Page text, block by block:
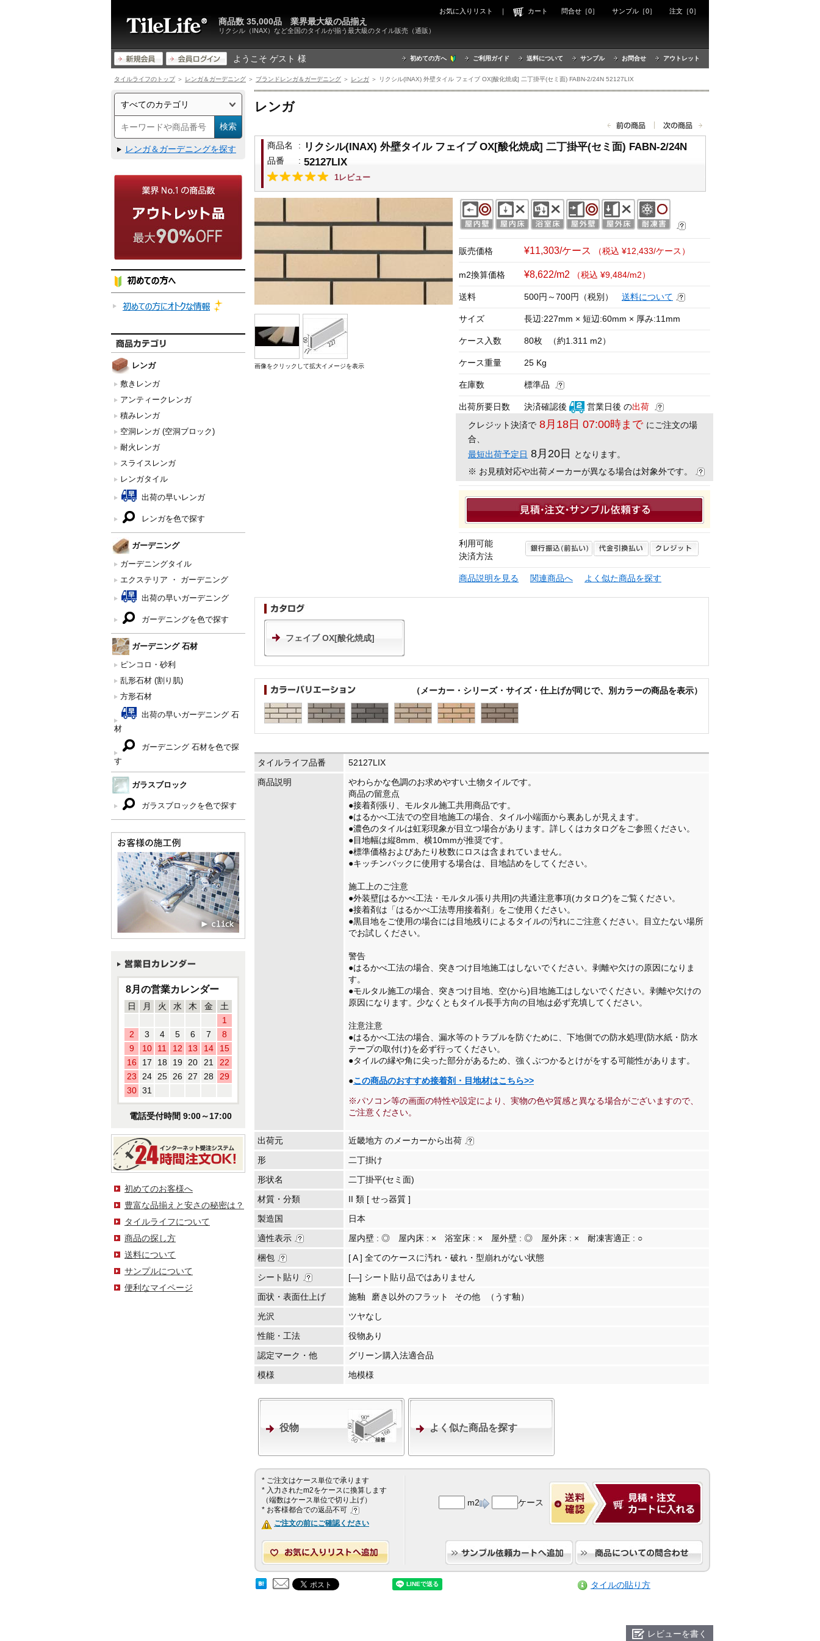
リクシル（INAX）など全国のタイルが揃う最大級のタイル販売（通販）
商品数 35,000品 業界最大級の品揃え
ようこそ ゲスト 様 初めての方へ ご利用ガイド 送料について サンプル お問合せ アウトレット
お気に入りリスト ｜ カート 問合せ［0］ サンプル［0］ 注文［0］
タイルライフのトップ＞ レンガ＆ガーデニング ＞ ブランドレンガ＆ガーデニング ＞ レンガ ＞ リクシル(INAX) 外壁タイル フェイブ OX[酸化焼成] 二丁掛平(セミ面) FABN-2/24N 52127LIX
レンガ＆ガーデニングを探す
レンガ
敷きレンガ
アンティークレンガ
積みレンガ
空洞レンガ (空洞ブロック)
耐火レンガ
スライスレンガ
レンガタイル
出荷の早いレンガ
レンガを色で探す
ガーデニング
ガーデニングタイル
エクステリア ・ ガーデニング
出荷の早いガーデニング
ガーデニングを色で探す
ガーデニング 石材
ピンコロ・砂利
乱形石材 (割り肌)
方形石材
出荷の早いガーデニング 石
材
ガーデニング 石材を色で探
す
ガラスブロック
ガラスブロックを色で探す
8月の営業カレンダー
日 月 火 水 木 金
土
1
2
3 4 5 6 7
8
9
10 11 12 13 14
15
16
17 18 19 20 21
22
23
24 25 26 27 28
29
30 31
電話受付時間 9:00～17:00
初めてのお客様へ
豊富な品揃えと安さの秘密は？
タイルライフについて
商品の探し方
送料について
サンプルについて
便利なマイページ
レンガ
商品名 : リクシル(INAX) 外壁タイル フェイブ OX[酸化焼成] 二丁掛平(セミ面) FABN-2/24N
品番 : 52127LIX
1レビュー
画像をクリックして拡大イメージを表示
販売価格 ¥11,303/ケース （税込 ¥12,433/ケース）
m2換算価格 ¥8,622/m2 （税込 ¥9,484/m2）
送料 500円～700円（税別） 送料について
サイズ 長辺:227mm × 短辺:60mm × 厚み:11mm
ケース入数 80枚 （約1.311 m2）
ケース重量 25 Kg
在庫数 標準品
出荷所要日数 決済確認後 営業日後 の出荷
クレジット決済で 8月18日 07:00時まで にご注文の場
合、
最短出荷予定日 8月20日
となります。
※ お見積対応や出荷メーカーが異なる場合は対象外です。
利用可能
決済方法
商品説明を見る 関連商品へ よく似た商品を探す
フェイブ OX[酸化焼成]
（メーカー・シリーズ・サイズ・仕上げが同じで、別カラーの商品を表示）
タイルライフ品番
52127LIX
商品説明
やわらかな色調のお求めやすい土物タイルです。
商品の留意点
●接着剤張り、モルタル施工共用商品です。
●はるかべ工法での空目地施工の場合、タイル小端面から裏あしが見えます。
●濃色のタイルは虹彩現象が目立つ場合があります。詳しくはカタログをご参照ください。
●目地幅は縦8mm、横10mmが推奨です。
●標準価格およびあたり枚数にロスは含まれていません。
●キッチンバックに使用する場合は、目地詰めをしてください。
施工上のご注意
●外装壁[はるかべ工法・モルタル張り共用]の共通注意事項(カタログ)をご覧ください。
●接着剤は「はるかべ工法専用接着剤」をご使用ください。
●黒目地をご使用の場合には目地残りによるタイルの汚れにご注意ください。目立たない場所
でお試しください。
警告
●はるかべ工法の場合、突きつけ目地施工はしないでください。剥離や欠けの原因になりま
す。
●モルタル施工の場合、突きつけ目地、空(から)目地施工はしないでください。剥離や欠けの
原因になります。少なくともタイル長手方向の目地は必ず充填してください。
注意注意
●はるかべ工法の場合、漏水等のトラブルを防ぐために、下地側での防水処理(防水紙・防水
テープの取付け)を必ず行ってください。
●タイルの縁や角に尖った部分があるため、強くぶつかるとけがをする可能性があります。
●この商品のおすすめ接着剤・目地材はこちら>>
※パソコン等の画面の特性や設定により、実物の色や質感と異なる場合がございますので、
ご注意ください。
出荷元
近畿地方 のメーカーから出荷
形
二丁掛け
形状名
二丁掛平(セミ面)
材質・分類
II 類 [ せっ器質 ]
製造国
日本
適性表示
屋内壁 : ◎ 屋内床 : × 浴室床 : × 屋外壁 : ◎ 屋外床 : × 耐凍害適正 : ○
梱包
[ A ] 全てのケースに汚れ・破れ・型崩れがない状態
シート貼り
[―] シート貼り品ではありません
面状・表面仕上げ
施釉 磨き以外のフラット その他
（うす釉）
光沢
ツヤなし
性能・工法
役物あり
認定マーク・他
グリーン購入法適合品
模様
地模様
役物 よく似た商品を探す
* ご注文はケース単位で承ります
* 入力されたm2をケースに換算します
（端数はケース単位で切り上げ）
* お客様都合での返品不可
ご注文の前にご確認ください
m2 ケース
タイルの貼り方
レビューを書く